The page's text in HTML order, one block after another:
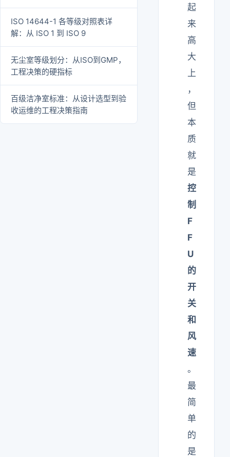
ISO 14644-1 各等级对照表详
解：从 ISO 1 到 ISO 9
无尘室等级划分：从ISO到GMP，
工程决策的硬指标
百级洁净室标准：从设计选型到验
收运维的工程决策指南
起
来
高
大
上
，
但
本
质
就
是
控
制
F
F
U
的
开
关
和
风
速
。
最
简
单
的
是